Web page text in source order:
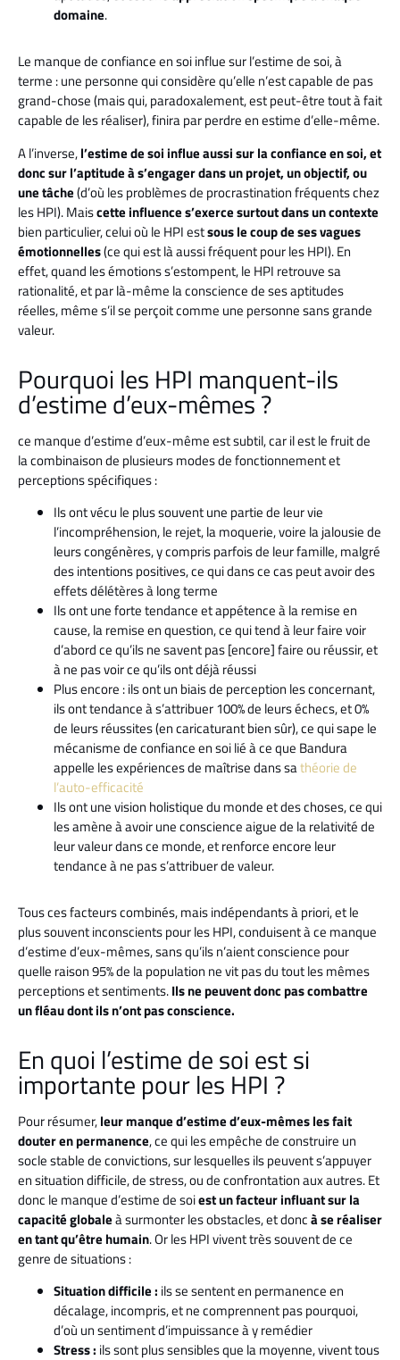
domaine.
Le manque de confiance en soi influe sur l’estime de soi, à
terme : une personne qui considère qu’elle n’est capable de pas
grand-chose (mais qui, paradoxalement, est peut-être tout à fait
capable de les réaliser), finira par perdre en estime d’elle-même.
A l’inverse,l’estime de soi influe aussi sur la confiance en soi, et
donc sur l’aptitude à s’engager dans un projet, un objectif, ou
une tâche(d’où les problèmes de procrastination fréquents chez
les HPI). Maiscette influence s’exerce surtout dans un contexte
bien particulier, celui où le HPI estsous le coup de ses vagues
émotionnelles(ce qui est là aussi fréquent pour les HPI). En
effet, quand les émotions s’estompent, le HPI retrouve sa
rationalité, et par là-même la conscience de ses aptitudes
réelles, même s’il se perçoit comme une personne sans grande
valeur.
Pourquoi les HPI manquent-ils
d’estime d’eux-mêmes ?
ce manque d’estime d’eux-même est subtil, car il est le fruit de
la combinaison de plusieurs modes de fonctionnement et
perceptions spécifiques :
Ils ont vécu le plus souvent une partie de leur vie
l’incompréhension, le rejet, la moquerie, voire la jalousie de
leurs congénères, y compris parfois de leur famille, malgré
des intentions positives, ce qui dans ce cas peut avoir des
effets délétères à long terme
Ils ont une forte tendance et appétence à la remise en
cause, la remise en question, ce qui tend à leur faire voir
d’abord ce qu’ils ne savent pas [encore] faire ou réussir, et
à ne pas voir ce qu’ils ont déjà réussi
Plus encore : ils ont un biais de perception les concernant,
ils ont tendance à s’attribuer 100% de leurs échecs, et 0%
de leurs réussites (en caricaturant bien sûr), ce qui sape le
mécanisme de confiance en soi lié à ce que Bandura
appelle les expériences de maîtrise dans sathéorie de
l’auto-efficacité
Ils ont une vision holistique du monde et des choses, ce qui
les amène à avoir une conscience aigue de la relativité de
leur valeur dans ce monde, et renforce encore leur
tendance à ne pas s’attribuer de valeur.
Tous ces facteurs combinés, mais indépendants à priori, et le
plus souvent inconscients pour les HPI, conduisent à ce manque
d’estime d’eux-mêmes, sans qu’ils n’aient conscience pour
quelle raison 95% de la population ne vit pas du tout les mêmes
perceptions et sentiments.Ils ne peuvent donc pas combattre
un fléau dont ils n’ont pas conscience.
En quoi l’estime de soi est si
importante pour les HPI ?
Pour résumer,leur manque d’estime d’eux-mêmes les fait
douter en permanence, ce qui les empêche de construire un
socle stable de convictions, sur lesquelles ils peuvent s’appuyer
en situation difficile, de stress, ou de confrontation aux autres. Et
donc le manque d’estime de soiest un facteur influant sur la
capacité globaleà surmonter les obstacles, et doncà se réaliser
en tant qu’être humain. Or les HPI vivent très souvent de ce
genre de situations :
Situation difficile : ils se sentent en permanence en
décalage, incompris, et ne comprennent pas pourquoi,
d’où un sentiment d’impuissance à y remédier
Stress : ils sont plus sensibles que la moyenne, vivent tous